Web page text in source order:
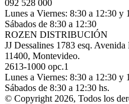
092 528 000
Lunes a Viernes: 8:30 a 12:30 y
Sábados de 8:30 a 12:30
ROZEN DISTRIBUCIÓN
JJ Dessalines 1783 esq. Avenida
11400, Montevideo.
2613-1000 opc.1
Lunes a Viernes: 8:30 a 12:30 y
Sábados de 8:30 a 12:30 hs.
© Copyright 2026, Todos los